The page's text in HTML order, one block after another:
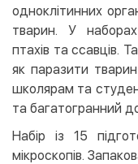
Оплата на
Кредит
Оплата
Покупка
одноклітинних
тварин. У
птахів та ссавців.
як паразити
школярам та
та багатогранний
Набір із 15
мікроскопів.